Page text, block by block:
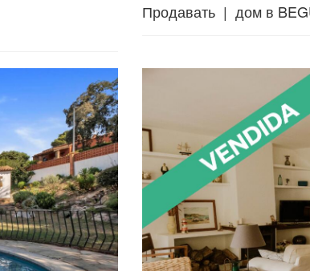
Продавать | дом в